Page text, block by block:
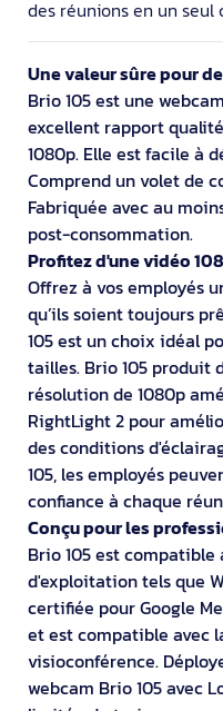
des réunions en un seul
Une valeur sûre pour
Brio 105 est une
excellent rapport
1080p. Elle est facile à
Comprend un volet de
Fabriquée avec au
post-consommation.
Profitez d'une vidéo
Offrez à vos employés
qu’ils soient toujours
105 est un choix idéal
tailles. Brio 105 produit
résolution de 1080p
RightLight 2 pour
des conditions
105, les employés
confiance à chaque
Conçu pour les
Brio 105 est
d'exploitation tels que
certifiée pour Google
et est compatible avec
visioconférence.
webcam Brio 105 avec